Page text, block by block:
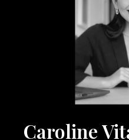
Caroline